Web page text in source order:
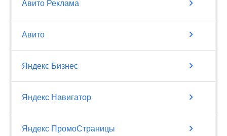
Авито Реклама chevron_right
Авито chevron_right
Яндекс Бизнес chevron_right
Яндекс Навигатор chevron_right
Яндекс ПромоСтраницы chevron_right